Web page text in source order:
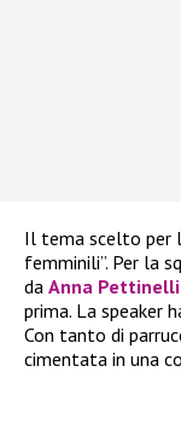
Il tema scelto per
femminili”. Per la
da Anna Pettinelli
prima. La speaker
Con tanto di
cimentata in una